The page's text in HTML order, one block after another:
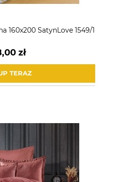
160x200 SatynLove 1549/1
zł
TERAZ